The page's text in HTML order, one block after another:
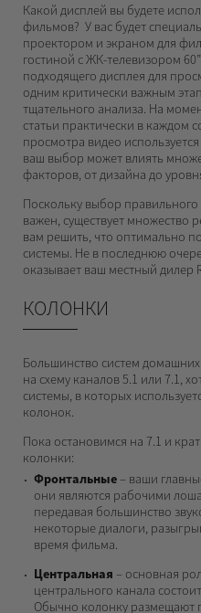
Какой дисплей вы будете
фильмов? У вас будет
проектором и экраном для
гостиной с ЖК-телевизором
подходящего дисплея для
одним критически важным
тщательного анализа. На
статьи практически в каждом
просмотра видео
ваш выбор может влиять
факторов, от дизайна до
Поскольку выбор правильного
важен, существует множество
вам решить, что оптимально
системы. Не в последнюю
оказывает ваш местный дилер
КОЛОНКИ
Большинство систем
на схему каналов 5.1 или 7.1,
системы, в которых
колонок.
Пока остановимся на 7.1 и
колонки:
Фронтальные – ваши
они являются рабочими
передавая большинство
некоторые диалоги,
время фильма.
Центральная – основная
центрального канала
Обычно колонку размещают